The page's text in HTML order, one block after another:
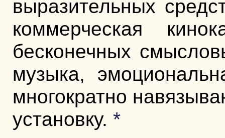
выразительных
коммерческая
бесконечных
музыка,
многократно
установку. *